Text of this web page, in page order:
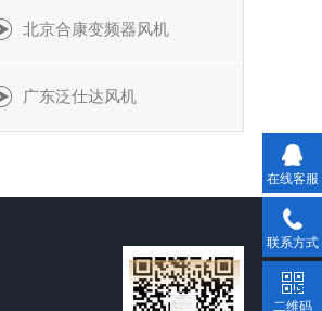
北京合康变频器风机
广东泛仕达风机
在线客服
联系方式
二维码